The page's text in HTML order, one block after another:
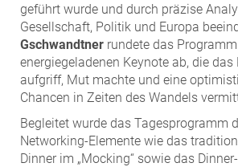
geführt wurde und durch präzise
Gesellschaft, Politik und Europa
Gschwandtner rundete das
energiegeladenen Keynote ab, die
aufgriff, Mut machte und eine
Chancen in Zeiten des Wandels
Begleitet wurde das Tagesprogramm
Networking-Elemente wie das
Dinner im „Mocking“ sowie das